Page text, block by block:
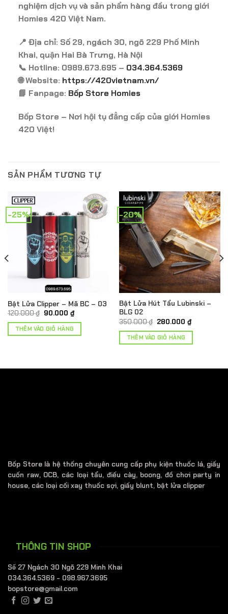
nghiệm dịch vụ và sản phẩm hàng đầu trong giới
Homies 420 Việt Nam.
📍 Địa chỉ: Số 29, ngách 30, ngõ 229 Phố Minh
Khai, quận Hai Bà Trưng, Hà Nội
📞 Hotline: 0989.673.695 – 034.364.5369
🌐 Website: https://420vietnam.vn/
📘 Fanpage: Bốp Store Homies
Bốp Store – Nơi hội tụ đẳng cấp của giới Homies
420 Việt!
SẢN PHẨM TƯƠNG TỰ
-25%
Bật Lửa Clipper – Mã BC – 03
120.000₫ Giá
là:
120.000 ₫.
90.000 ₫Giá
hiện
tại
là:
THÊM VÀO GIỎ HÀNG
-20%
Bật Lửa Hút Tẩu Lubinski –
BLG 02
350.000₫ Giá
là:
350.000 ₫.
280.000 ₫Giá
hiện
tại
THÊM VÀO GIỎ HÀNG
Bốp Store là hệ thống chuyên cung cấp phụ kiện thuốc lá, giấy
cuốn raw, OCB, các loại tẩu, điếu cày, boong, đồ chơi party in
house, các loại cối xay thuốc sợi, giấy blunt, bật lửa clipper
THÔNG TIN SHOP
Số 27 Ngách 30 Ngõ 229 Minh Khai
034.364.5369 - 098.967.3695
bopstore@gmail.com